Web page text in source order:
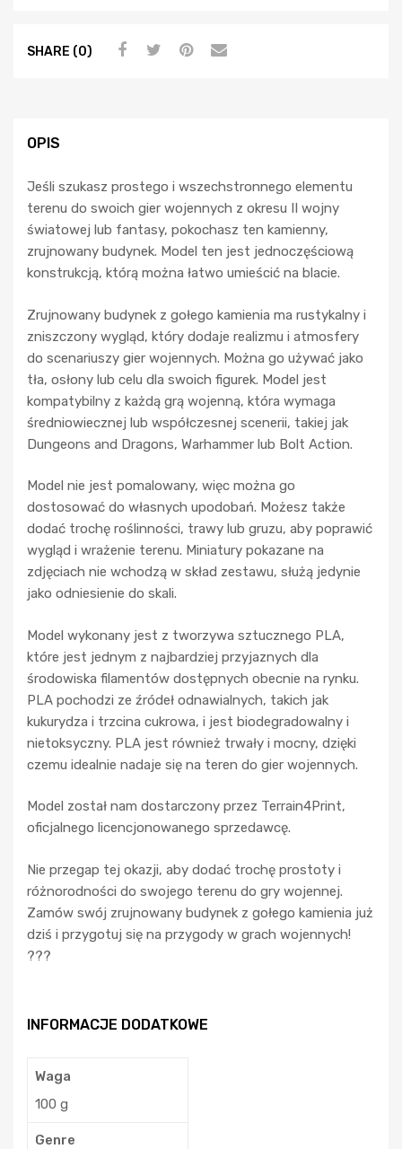
SHARE (0)
OPIS
Jeśli szukasz prostego i wszechstronnego elementu
terenu do swoich gier wojennych z okresu II wojny
światowej lub fantasy, pokochasz ten kamienny,
zrujnowany budynek. Model ten jest jednoczęściową
konstrukcją, którą można łatwo umieścić na blacie.
Zrujnowany budynek z gołego kamienia ma rustykalny i
zniszczony wygląd, który dodaje realizmu i atmosfery
do scenariuszy gier wojennych. Można go używać jako
tła, osłony lub celu dla swoich figurek. Model jest
kompatybilny z każdą grą wojenną, która wymaga
średniowiecznej lub współczesnej scenerii, takiej jak
Dungeons and Dragons, Warhammer lub Bolt Action.
Model nie jest pomalowany, więc można go
dostosować do własnych upodobań. Możesz także
dodać trochę roślinności, trawy lub gruzu, aby poprawić
wygląd i wrażenie terenu. Miniatury pokazane na
zdjęciach nie wchodzą w skład zestawu, służą jedynie
jako odniesienie do skali.
Model wykonany jest z tworzywa sztucznego PLA,
które jest jednym z najbardziej przyjaznych dla
środowiska filamentów dostępnych obecnie na rynku.
PLA pochodzi ze źródeł odnawialnych, takich jak
kukurydza i trzcina cukrowa, i jest biodegradowalny i
nietoksyczny. PLA jest również trwały i mocny, dzięki
czemu idealnie nadaje się na teren do gier wojennych.
Model został nam dostarczony przez Terrain4Print,
oficjalnego licencjonowanego sprzedawcę.
Nie przegap tej okazji, aby dodać trochę prostoty i
różnorodności do swojego terenu do gry wojennej.
Zamów swój zrujnowany budynek z gołego kamienia już
dziś i przygotuj się na przygody w grach wojennych!
???
INFORMACJE DODATKOWE
Waga
100 g
Genre